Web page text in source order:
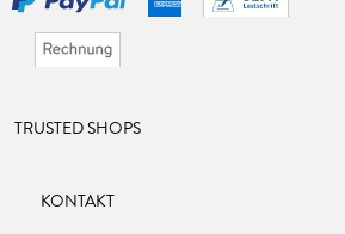
TRUSTED SHOPS
KONTAKT